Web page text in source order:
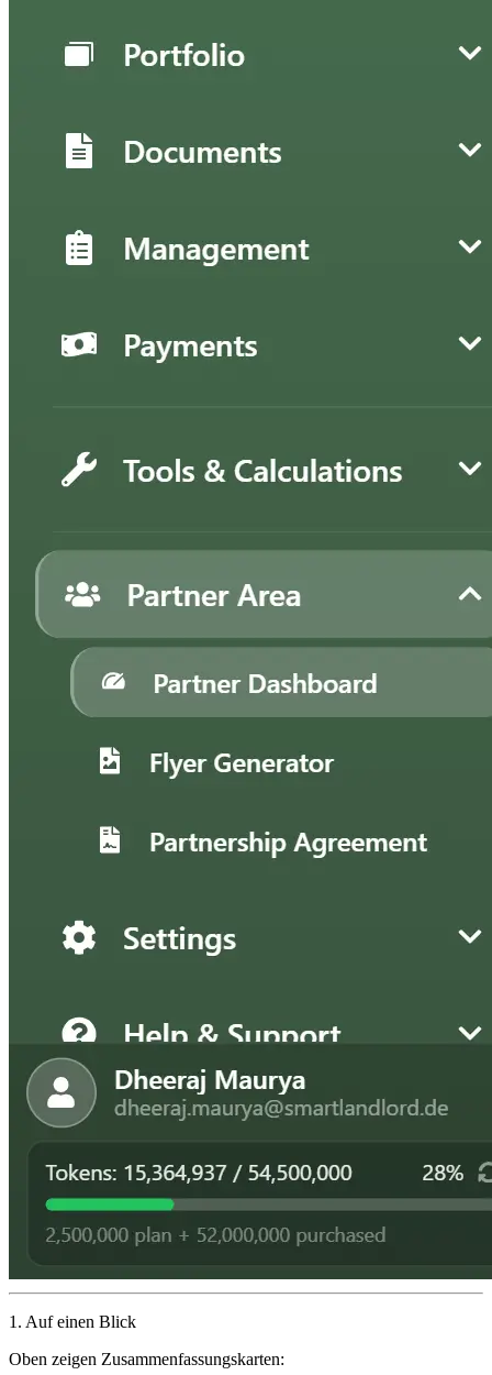
1. Auf einen Blick
Oben zeigen Zusammenfassungskarten: